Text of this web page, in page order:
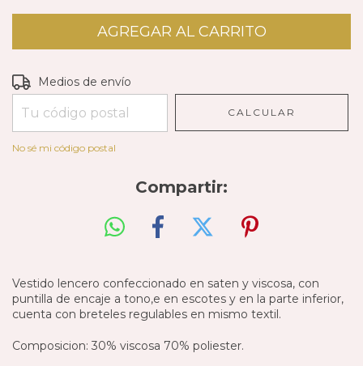
Entregas para el CP:
Medios de envío
CALCULAR
No sé mi código postal
Compartir:
Vestido lencero confeccionado en saten y viscosa, con
puntilla de encaje a tono,e en escotes y en la parte inferior,
cuenta con breteles regulables en mismo textil.
Composicion: 30% viscosa 70% poliester.